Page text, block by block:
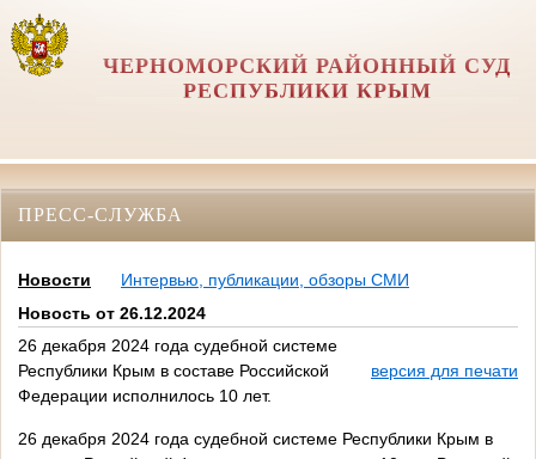
ЧЕРНОМОРСКИЙ РАЙОННЫЙ СУД
РЕСПУБЛИКИ КРЫМ
ПРЕСС-СЛУЖБА
Новости
Интервью, публикации, обзоры СМИ
Новость от 26.12.2024
26 декабря 2024 года судебной системе
Республики Крым в составе Российской
Федерации исполнилось 10 лет.
версия для печати
26 декабря 2024 года судебной системе Республики Крым в